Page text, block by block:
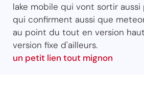
lake mobile qui vont sortir
qui confirment aussi que
au point du tout en version
version fixe d'ailleurs.
un petit lien tout mignon